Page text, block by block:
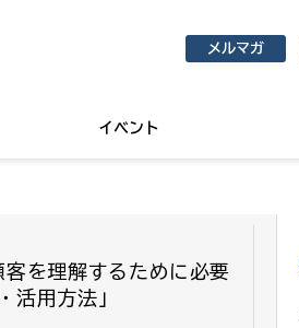
メルマガ
イベント
を理解するために必要
活用方法」